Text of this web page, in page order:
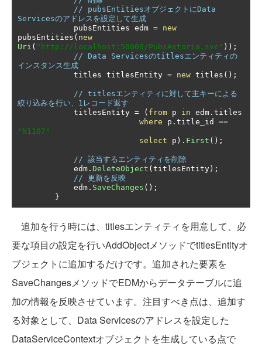
// pubsEntitiesオブジェクトにData
Servicesのアドレスを設定して生成
            pubsEntities edm
= new
pubsEntities ( new
Uri ( "http://localhost:50000/PubsAstoria.svc" ));
// Data Servicesのtitlesエンティティの
インスタンス生成
            titles titlesEntity
= new titles ();
// titlesエンティティに対して主キーによる
絞り込みを行い、1レコード返す
            titlesEntity
= ( from p in edm . titles
where p . title_id ==
"N1107"
select p ). First ();
// 該当するエンティティを削除
            edm
. DeleteObject ( titlesEntity );
// 更新を反映
            edm
. SaveChanges ();
}
追加を行う時には、titlesエンティティを用意して、必
要な項目の設定を行いAddObjectメソッドでtitlesEntityオ
ブジェクトに追加するだけです。追加された要素を
SaveChangesメソッドでEDMからデータテーブルに追
加の情報を反映させています。注目すべき点は、追加す
る対象として、Data Servicesのアドレスを設定した
DataServiceContextオブジェクトを生成している点で